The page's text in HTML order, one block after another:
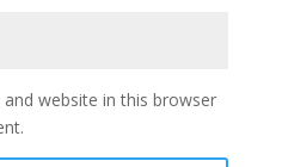
website in this browser